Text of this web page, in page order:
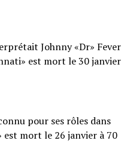
Johnny «Dr» Fever
est mort le 30 janvier
pour ses rôles dans
est mort le 26 janvier à 70